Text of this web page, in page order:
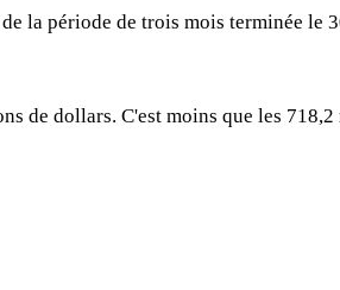
la période de trois mois terminée le
de dollars. C'est moins que les